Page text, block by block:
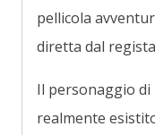
pellicola
diretta dal
Il personaggio
realmente